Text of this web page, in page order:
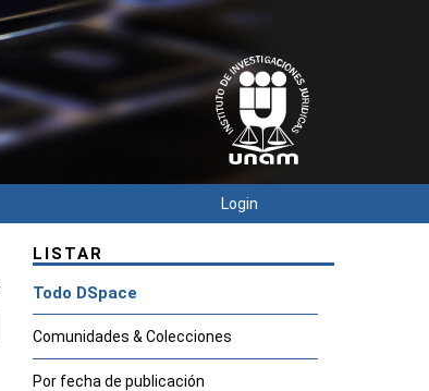
Login
LISTAR
Todo DSpace
Comunidades & Colecciones
Por fecha de publicación